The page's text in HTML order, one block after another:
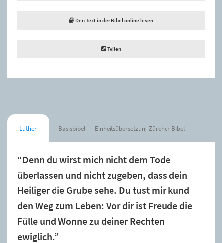
Den Text in der Bibel online lesen
Teilen
Luther Basisbibel Einheitsübersetzung Zürcher Bibel
“Denn du wirst mich nicht dem Tode
überlassen und nicht zugeben, dass dein
Heiliger die Grube sehe. Du tust mir kund
den Weg zum Leben: Vor dir ist Freude die
Fülle und Wonne zu deiner Rechten
ewiglich.”